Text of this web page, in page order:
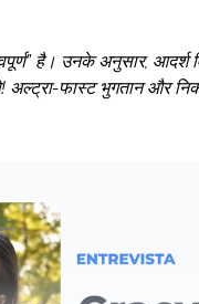
है। उनके अनुसार,
अल्ट्रा-फास्ट भुगतान और